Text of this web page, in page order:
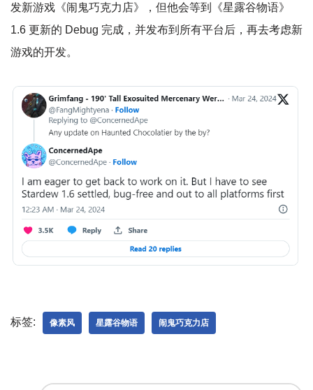
发新游戏《闹鬼巧克力店》，但他会等到《星露谷物语》
1.6 更新的 Debug 完成，并发布到所有平台后，再去考虑新
游戏的开发。
标签: 像素风 星露谷物语 闹鬼巧克力店